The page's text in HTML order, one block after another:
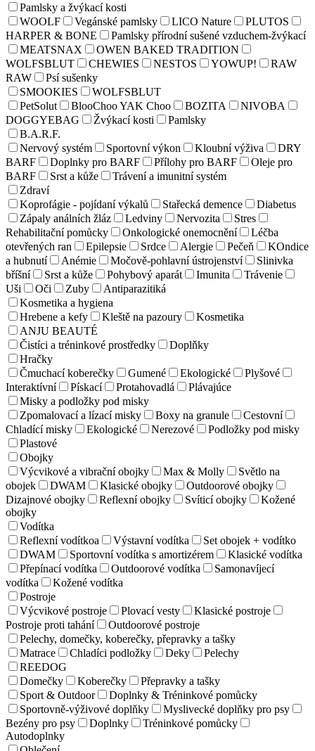
Pamlsky a žvýkací kosti
WOOLF
Vegánské pamlsky LICO Nature
PLUTOS
HARPER & BONE
Pamlsky přírodní sušené vzduchem-žvýkací
MEATSNAX
OWEN BAKED TRADITION
WOLFSBLUT
CHEWIES NESTOS YOWUP!
RAW
RAW
Psí sušenky
SMOOKIES
WOLFSBLUT
PetSolut
BlooChoo YAK Choo BOZITA
NIVOBA
DOGGYEBAG
Žvýkací kosti
Pamlsky
B.A.R.F.
Nervový systém
Sportovní výkon Kloubní výživa
DRY
BARF
Doplnky pro BARF Přílohy pro BARF
Oleje pro
BARF
Srst a kůže
Trávení a imunitní systém
Zdraví
Koprofágie - pojídaní výkalů
Stařecká demence
Diabetus
Zápaly análních žláz
Ledviny Nervozita
Stres
Rehabilitační pomůcky
Onkologické onemocnění
Léčba
otevřených ran
Epilepsie Srdce Alergie Pečeň
KOndice
a hubnutí
Anémie Močově-pohlavní ústrojenství
Slinivka
bříšní
Srst a kůže Pohybový aparát Imunita
Trávenie
Uši
Oči Zuby
Antiparazitiká
Kosmetika a hygiena
Hrebene a kefy
Kleště na pazoury
Kosmetika
ANJU BEAUTÉ
Čistíci a tréninkové prostředky
Doplňky
Hračky
Čmuchací koberečky
Gumené Ekologické
Plyšové
Interaktívní
Pískací Protahovadlá
Plávajúce
Misky a podložky pod misky
Zpomalovací a lízací misky
Boxy na granule
Cestovní
Chladící misky
Ekologické Nerezové
Podložky pod misky
Plastové
Obojky
Výcvikové a vibrační obojky
Max & Molly
Světlo na
obojek
DWAM Klasické obojky
Outdoorové obojky
Dizajnové obojky
Reflexní obojky Svíticí obojky
Kožené
obojky
Vodítka
Reflexní vodítkoa
Výstavní vodítka
Set obojek + vodítko
DWAM
Sportovní vodítka s amortizérem
Klasické vodítka
Přepínací vodítka
Outdoorové vodítka
Samonavíjecí
vodítka
Kožené vodítka
Postroje
Výcvikové postroje
Plovací vesty
Klasické postroje
Postroje proti tahání
Outdoorové postroje
Pelechy, domečky, koberečky, přepravky a tašky
Matrace
Chladíci podložky Deky
Pelechy
REEDOG
Domečky
Koberečky
Přepravky a tašky
Sport & Outdoor
Doplnky & Tréninkové pomůcky
Sportovně-výživové doplňky
Myslivecké doplňky pro psy
Bezény pro psy
Doplnky
Tréninkové pomůcky
Autodoplnky